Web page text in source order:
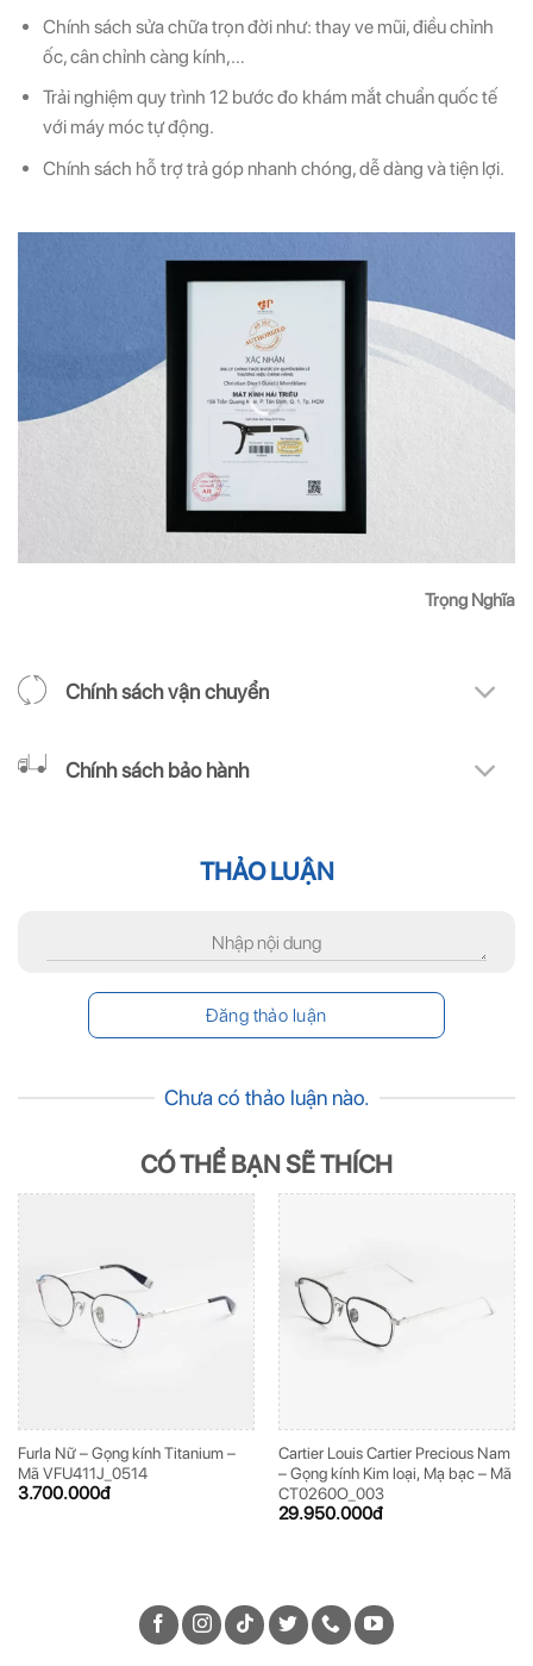
Chính sách sửa chữa trọn đời như: thay ve mũi, điều chỉnh
ốc, cân chỉnh càng kính,…
Trải nghiệm quy trình 12 bước đo khám mắt chuẩn quốc tế
với máy móc tự động.
Chính sách hỗ trợ trả góp nhanh chóng, dễ dàng và tiện lợi.
Trọng Nghĩa
Chính sách vận chuyển
Chính sách bảo hành
THẢO LUẬN
Chưa có thảo luận nào.
CÓ THỂ BẠN SẼ THÍCH
Furla Nữ – Gọng kính Titanium –
Mã VFU411J_0514
3.700.000đ
Cartier Louis Cartier Precious Nam
– Gọng kính Kim loại, Mạ bạc – Mã
CT0260O_003
29.950.000đ